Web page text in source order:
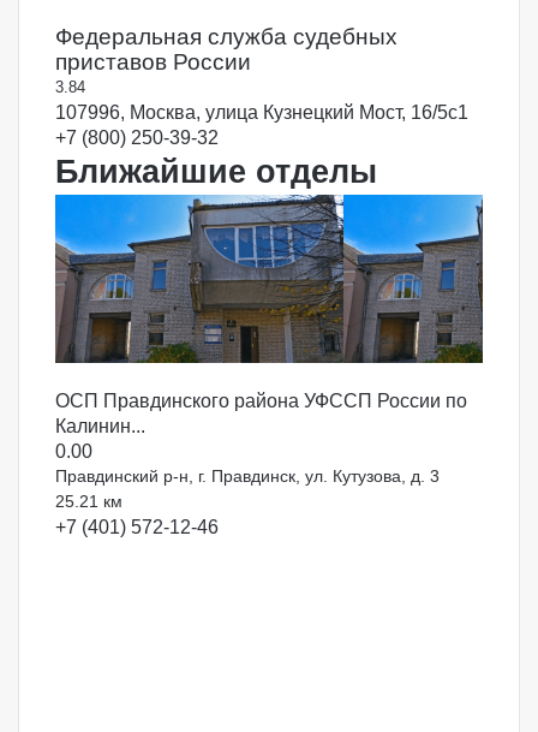
Федеральная служба судебных
приставов России
3.84
107996, Москва, улица Кузнецкий Мост, 16/5с1
+7 (800) 250-39-32
Ближайшие отделы
ОСП Правдинского района УФССП России по
Калинин...
0.00
Правдинский р-н, г. Правдинск, ул. Кутузова, д. 3
25.21 км
+7 (401) 572-12-46